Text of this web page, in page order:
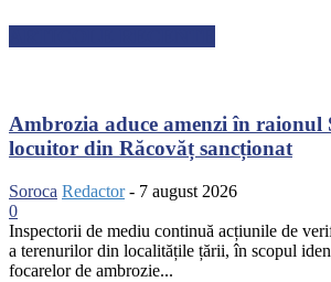
Ambrozia aduce amenzi în raionul
locuitor din Răcovăț sancționat
Soroca Redactor - 7 august 2026
0
Inspectorii de mediu continuă acțiunile de
a terenurilor din localitățile țării, în scopul
focarelor de ambrozie...